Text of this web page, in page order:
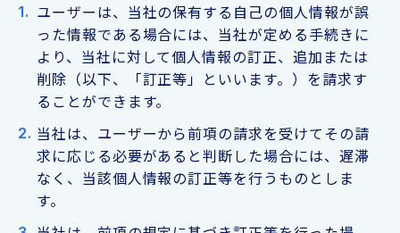
ユーザーは、当社の保有する自己の個人情報が誤
った情報である場合には、当社が定める手続きに
より、当社に対して個人情報の訂正、追加または
削除（以下、「訂正等」といいます。）を請求す
ることができます。
当社は、ユーザーから前項の請求を受けてその請
求に応じる必要があると判断した場合には、遅滞
なく、当該個人情報の訂正等を行うものとしま
す。